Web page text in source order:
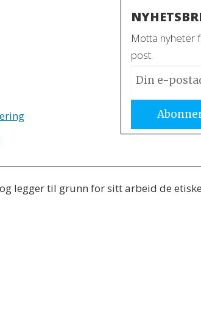
Motta nyheter
post.
legger til grunn for sitt arbeid de